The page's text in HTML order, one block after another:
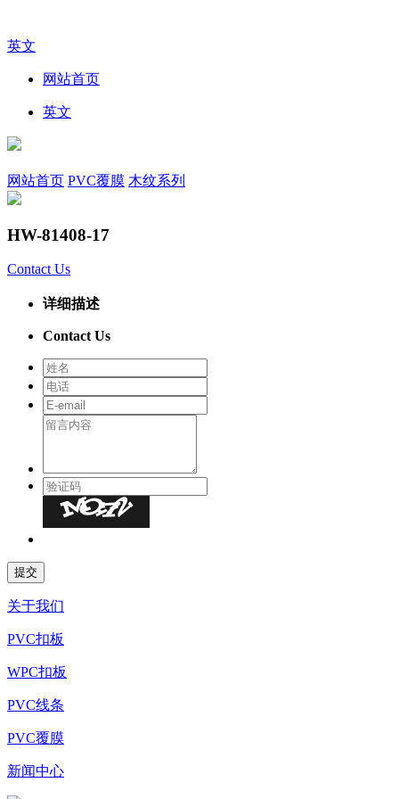
英文
网站首页
英文
网站首页 PVC覆膜 木纹系列
HW-81408-17
Contact Us
详细描述
Contact Us
关于我们
PVC扣板
WPC扣板
PVC线条
PVC覆膜
新闻中心